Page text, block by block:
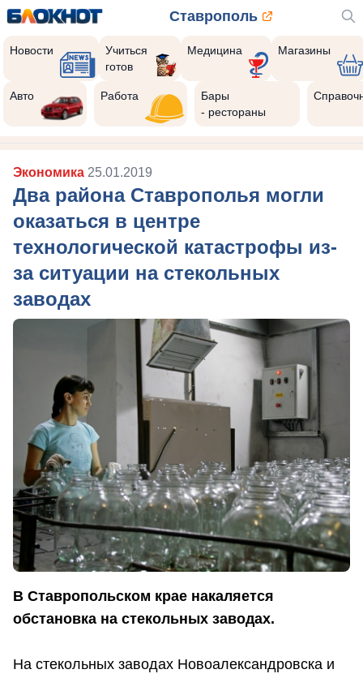
Ставрополь
Новости
Учиться
готов
Медицина Магазины
Авто Работа
Бары
- рестораны
Экономика 25.01.2019
Два района Ставрополья могли
оказаться в центре
технологической катастрофы из-
за ситуации на стекольных
заводах
В Ставропольском крае накаляется
обстановка на стекольных заводах.
На стекольных заводах Новоалександровска и